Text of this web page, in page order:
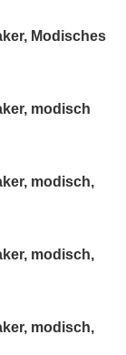
Modisches
modisch
modisch,
modisch,
modisch,